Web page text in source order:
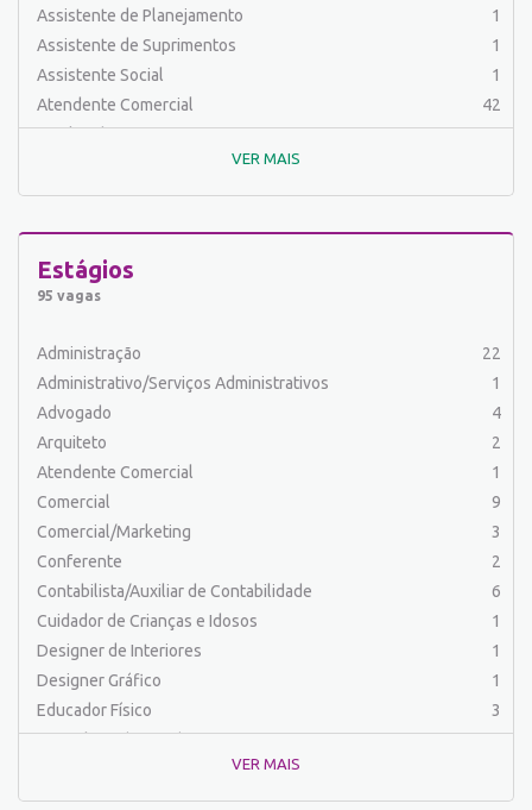
Assistente de Planejamento
1
Assistente de Suprimentos
1
Assistente Social
1
Atendente Comercial
42
Auxiliar de Confecção
3
Auxiliar de Laboratório
2
Auxiliar de Operações
Auxiliar de Serviços
Balconista
Barman
Cabeleireiro
Caixa Bancário/Operador de Caixa
Carregador/Ajudante Carga e Descarga
Comercial
Comercial/Marketing
Comprador
Confeiteiro
Contabilista/Auxiliar de Contabilidade
Costureira/Costureiro Industrial
Cozinha/ Pizzaiolo
Cozinheiro
11
Cuidador de Crianças e Idosos
VER MAIS
Estágios
95 vagas
Administração
22
Administrativo/Serviços Administrativos
1
Advogado
4
Arquiteto
2
Atendente Comercial
1
Comercial
9
Comercial/Marketing
3
Conferente
2
Contabilista/Auxiliar de Contabilidade
6
Cuidador de Crianças e Idosos
1
Designer de Interiores
1
Designer Gráfico
1
Educador Físico
3
Engenharia (Outras)
1
Engenharia de Produção
2
VER MAIS